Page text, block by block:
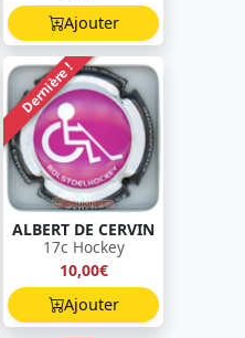
Ajouter
Dernière !
ALBERT DE CERVIN
17c Hockey
10,00€
Ajouter